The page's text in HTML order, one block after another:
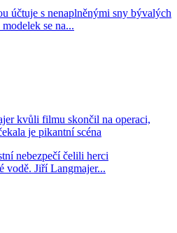
účtuje s nenaplněnými sny bývalých
se na...
kvůli filmu skončil na operaci,
je pikantní scéna
nebezpečí čelili herci
vodě. Jiří Langmajer...